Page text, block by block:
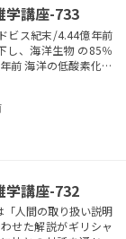
学講座-733
ビス紀末/4.44億年前
し、海洋生物 の85％
前 海洋の低酸素化と
95％が絶滅 4.三畳紀
動による気候変動に
学講座-732
「人間の取り扱い説明
せた解説がギリシャ